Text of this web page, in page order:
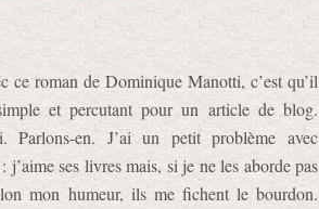
ce roman de Dominique Manotti, c’est qu’il
et percutant pour un article de blog.
Parlons-en. J’ai un petit problème avec
ses livres mais, si je ne les aborde pas
mon humeur, ils me fichent le bourdon.